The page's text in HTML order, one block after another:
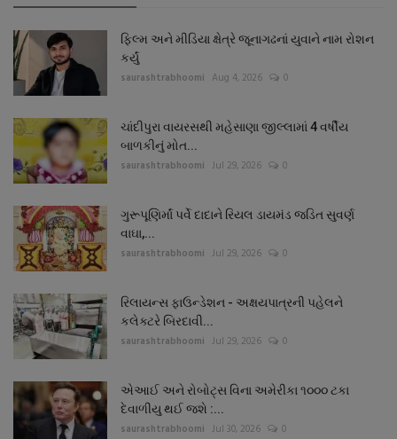
ફિલ્મ અને મીડિયા ક્ષેત્રે જૂનાગઢનાં યુવાને નામ રોશન
કર્યું
saurashtrabhoomi Aug 4, 2026 0
ચાંદીપુરા વાયરસથી મહેસાણા જીલ્લામાં 4 વર્ષીય
બાળકીનું મોત...
saurashtrabhoomi Jul 29, 2026 0
ગુરૂપૂણિર્માં પર્વે દાદાને રિયલ ડાયમંડ જડિત સુવર્ણ
વાઘા,...
saurashtrabhoomi Jul 29, 2026 0
રિલાયન્સ ફાઉન્ડેશન - અક્ષયપાત્રની પહેલને
કલેક્ટરે બિરદાવી...
saurashtrabhoomi Jul 29, 2026 0
એઆઈ અને રોબોટ્સ વિના અમેરીકા ૧૦૦૦ ટકા
દેવાળીયુ થઈ જશે :...
saurashtrabhoomi Jul 30, 2026 0